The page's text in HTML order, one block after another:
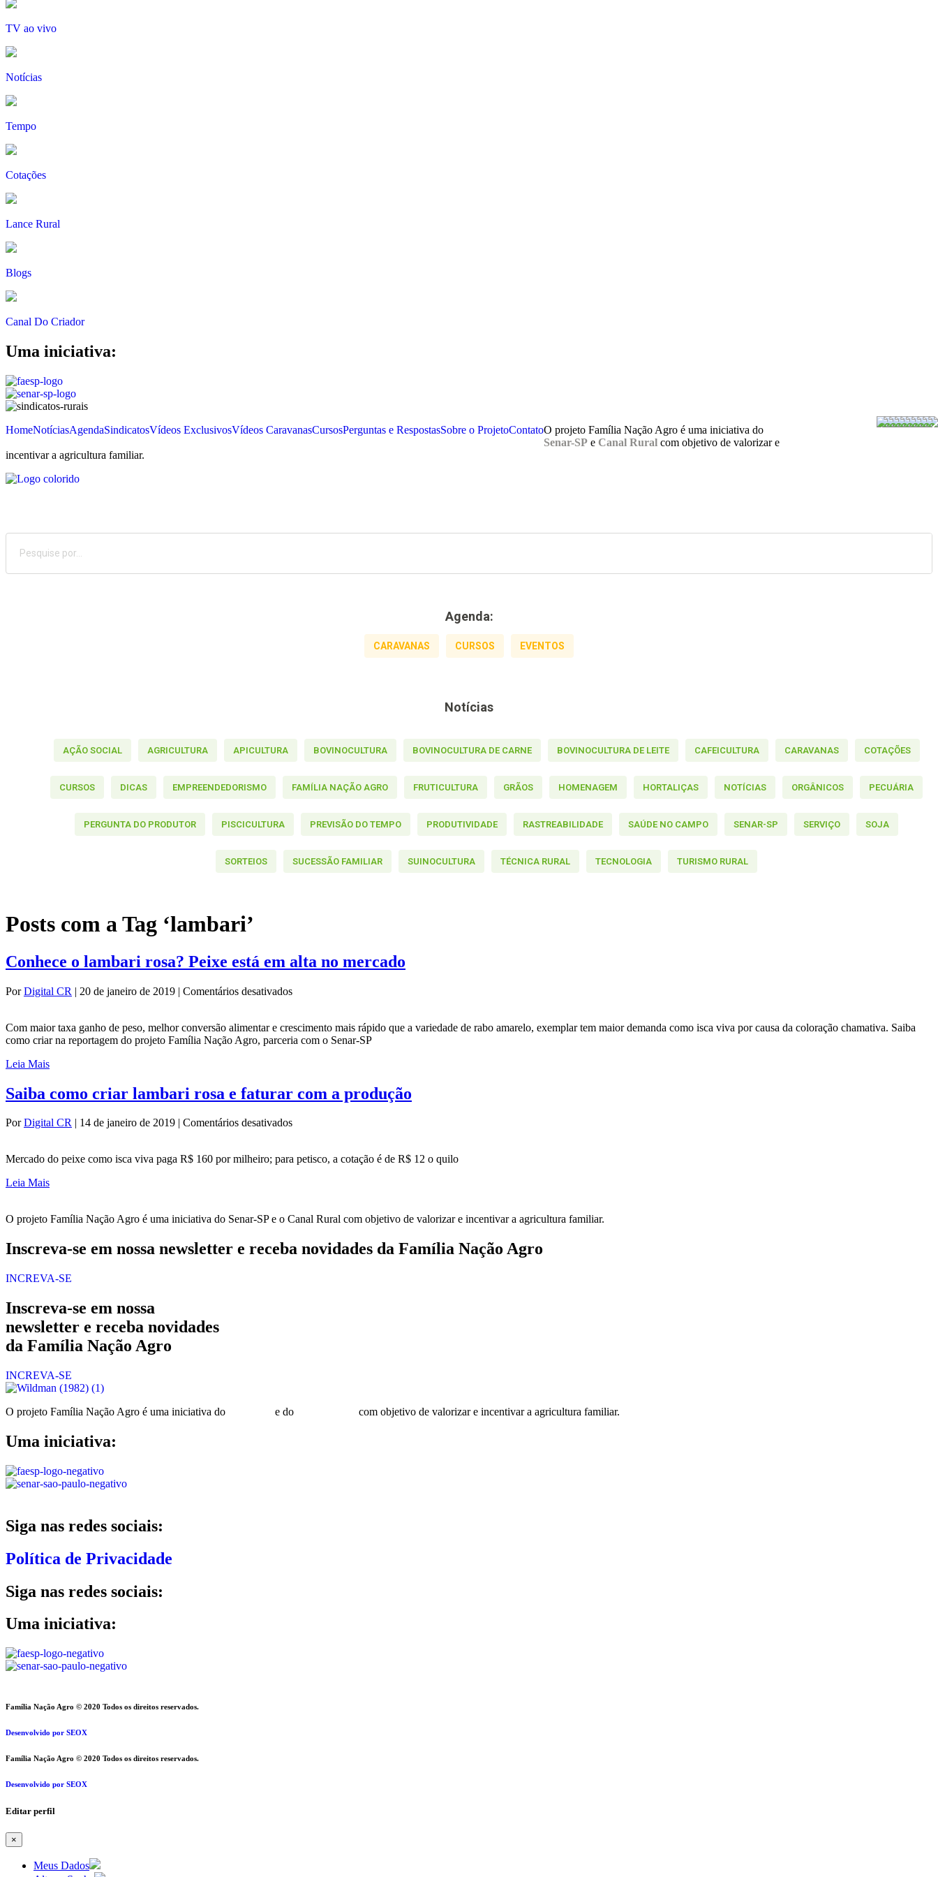
TV ao vivo
Notícias
Tempo
Cotações
Lance Rural
Blogs
Canal Do Criador
Uma iniciativa:
HomeNotíciasAgendaSindicatosVídeos ExclusivosVídeos CaravanasCursosPerguntas e RespostasSobre o ProjetoContatoO projeto Família Nação Agro é uma iniciativa do
Senar-SP e Canal Rural com objetivo de valorizar e
incentivar a agricultura familiar.
Agenda:
CARAVANAS CURSOS EVENTOS
Notícias
AÇÃO SOCIAL AGRICULTURA APICULTURA BOVINOCULTURA BOVINOCULTURA DE CARNE BOVINOCULTURA DE LEITE CAFEICULTURA CARAVANAS COTAÇÕES
CURSOS DICAS EMPREENDEDORISMO FAMÍLIA NAÇÃO AGRO FRUTICULTURA GRÃOS HOMENAGEM HORTALIÇAS NOTÍCIAS ORGÂNICOS PECUÁRIA
PERGUNTA DO PRODUTOR PISCICULTURA PREVISÃO DO TEMPO PRODUTIVIDADE RASTREABILIDADE SAÚDE NO CAMPO SENAR-SP SERVIÇO SOJA
SORTEIOS SUCESSÃO FAMILIAR SUINOCULTURA TÉCNICA RURAL TECNOLOGIA TURISMO RURAL
Posts com a Tag ‘lambari’
Conhece o lambari rosa? Peixe está em alta no mercado
PorDigital CR | 20 de janeiro de 2019 | Comentários desativadosem
lambari
rosa?
alta
no
Com maior taxa ganho de peso, melhor conversão alimentar e crescimento mais rápido que a variedade de rabo amarelo, exemplar tem maior demanda como isca viva por causa da coloração chamativa. Saiba
como criar na reportagem do projeto Família Nação Agro, parceria com o Senar-SP
Leia Mais
Saiba como criar lambari rosa e faturar com a produção
PorDigital CR | 14 de janeiro de 2019 | Comentários desativadosem
criar
com
produção
Mercado do peixe como isca viva paga R$ 160 por milheiro; para petisco, a cotação é de R$ 12 o quilo
Leia Mais
O projeto Família Nação Agro é uma iniciativa do Senar-SP e o Canal Rural com objetivo de valorizar e incentivar a agricultura familiar.
Inscreva-se em nossa newsletter e receba novidades da Família Nação Agro
INCREVA-SE
Inscreva-se em nossa
newsletter e receba novidades
da Família Nação Agro
INCREVA-SE
O projeto Família Nação Agro é uma iniciativa do e do com objetivo de valorizar e incentivar a agricultura familiar.
Uma iniciativa:
Siga nas redes sociais:
Política de Privacidade
Siga nas redes sociais:
Uma iniciativa:
Família Nação Agro © 2020 Todos os direitos reservados.
Desenvolvido por SEOX
Família Nação Agro © 2020 Todos os direitos reservados.
Desenvolvido por SEOX
Editar perfil
×
Meus Dados